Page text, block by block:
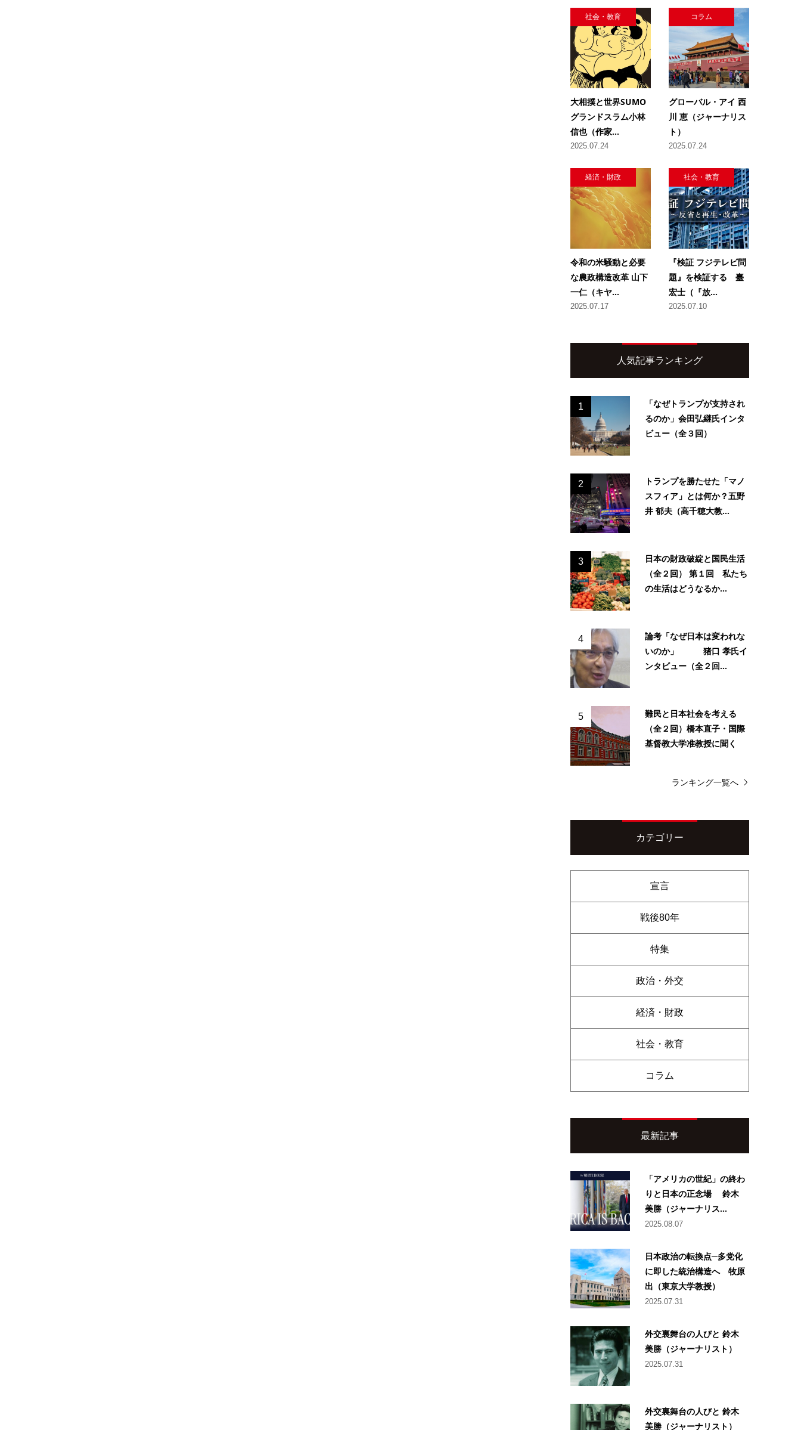
社会・教育
大相撲と世界SUMO
グランドスラム小林
信也（作家...
2025.07.24
コラム
グローバル・アイ 西
川 恵（ジャーナリス
ト）
2025.07.24
経済・財政
令和の米騒動と必要
な農政構造改革 山下
一仁（キヤ...
2025.07.17
社会・教育
『検証 フジテレビ問
題』を検証する 臺
宏士（『放...
2025.07.10
人気記事ランキング
1
「なぜトランプが支持され
るのか」会田弘継氏インタ
ビュー（全３回）
2
トランプを勝たせた「マノ
スフィア」とは何か？五野
井 郁夫（高千穂大教...
3
日本の財政破綻と国民生活
（全２回） 第１回 私たち
の生活はどうなるか...
4
論考「なぜ日本は変われな
いのか」 猪口 孝氏イ
ンタビュー（全２回...
5
難民と日本社会を考える
（全２回）橋本直子・国際
基督教大学准教授に聞く
ランキング一覧へ
カテゴリー
宣言
戦後80年
特集
政治・外交
経済・財政
社会・教育
コラム
最新記事
「アメリカの世紀」の終わ
りと日本の正念場 鈴木
美勝（ジャーナリス...
2025.08.07
日本政治の転換点─多党化
に即した統治構造へ 牧原
出（東京大学教授）
2025.07.31
外交裏舞台の人びと 鈴木
美勝（ジャーナリスト）
2025.07.31
外交裏舞台の人びと 鈴木
美勝（ジャーナリスト）